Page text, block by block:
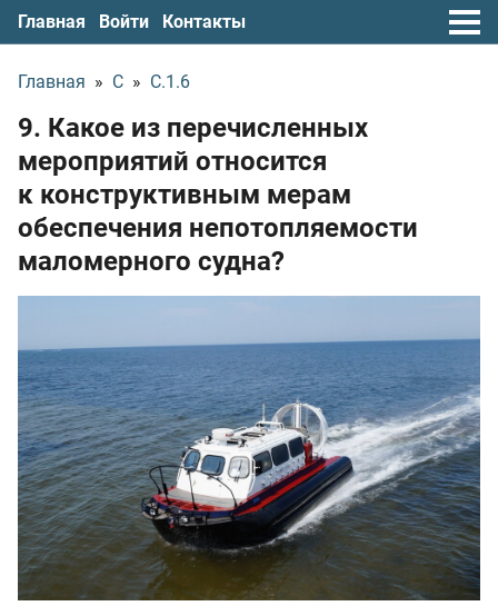
Главная Войти Контакты
Главная » С » С.1.6
9. Какое из перечисленных
мероприятий относится
к конструктивным мерам
обеспечения непотопляемости
маломерного судна?